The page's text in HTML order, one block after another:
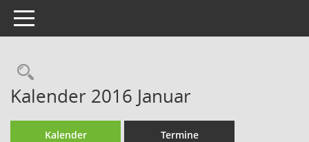
Toggle navigation
Rechercheauswahl
Kalender 2016 Januar
Kalender Termine